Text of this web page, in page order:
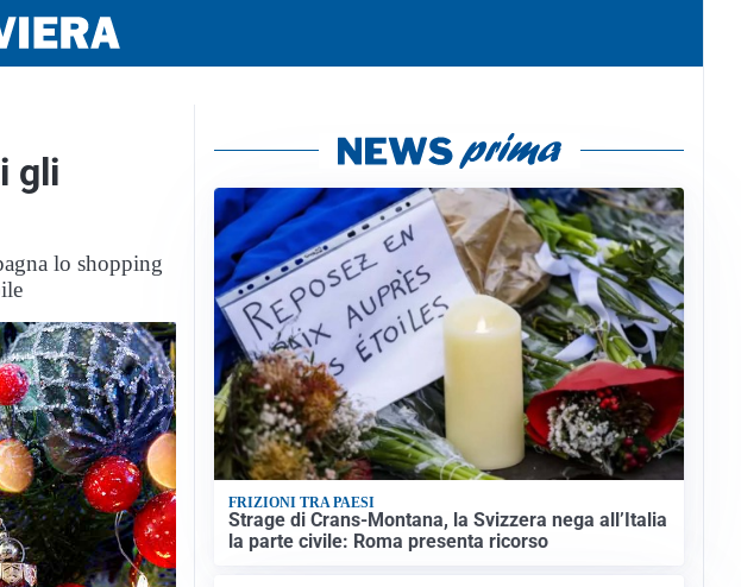
gli
lo shopping
FRIZIONI TRA PAESI
Strage di Crans-Montana, la Svizzera nega all’Italia
la parte civile: Roma presenta ricorso